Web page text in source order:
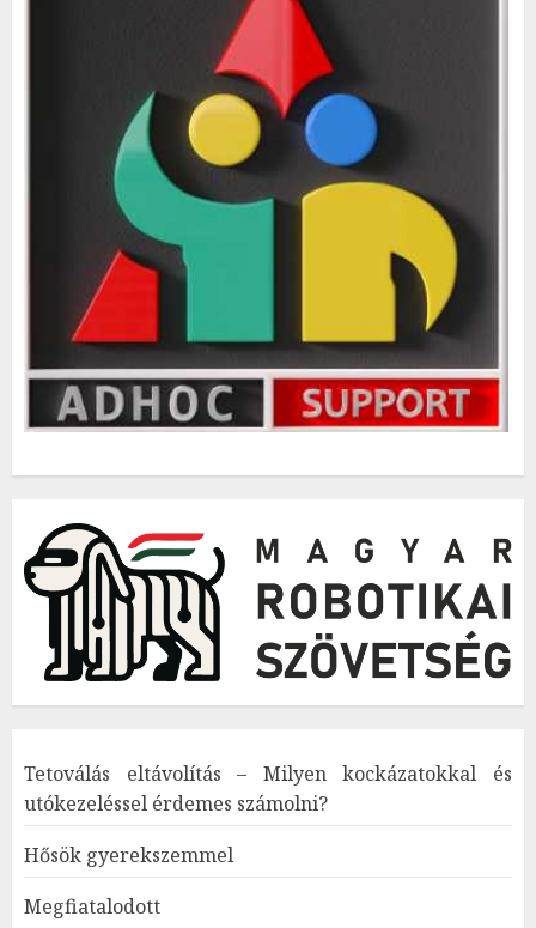
Tetoválás eltávolítás – Milyen kockázatokkal és
utókezeléssel érdemes számolni?
Hősök gyerekszemmel
Megfiatalodott